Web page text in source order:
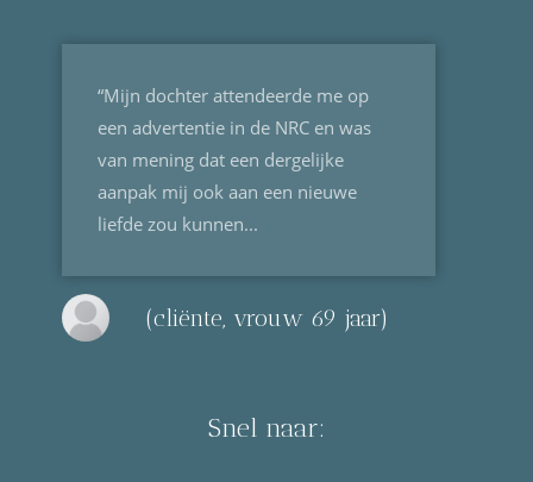
“Mijn dochter attendeerde me op
een advertentie in de NRC en was
van mening dat een dergelijke
aanpak mij ook aan een nieuwe
liefde zou kunnen...
(cliënte, vrouw 69 jaar)
Snel naar: